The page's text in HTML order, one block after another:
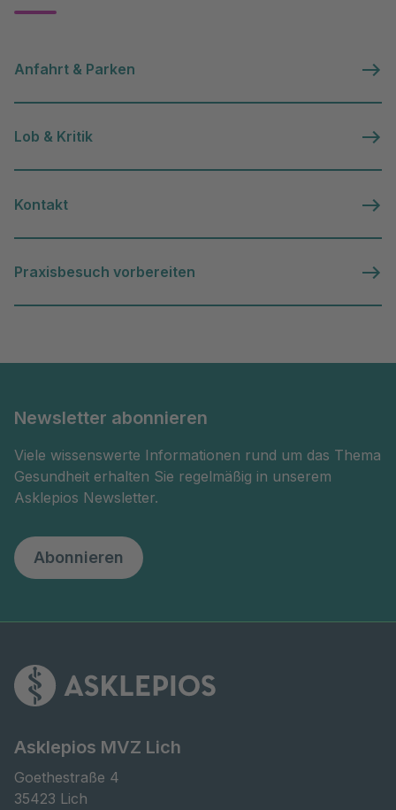
Anfahrt & Parken
Lob & Kritik
Kontakt
Praxisbesuch vorbereiten
Newsletter abonnieren
Viele wissenswerte Informationen rund um das Thema
Gesundheit erhalten Sie regelmäßig in unserem
Asklepios Newsletter.
Abonnieren
Asklepios MVZ Lich
Goethestraße 4
35423 Lich